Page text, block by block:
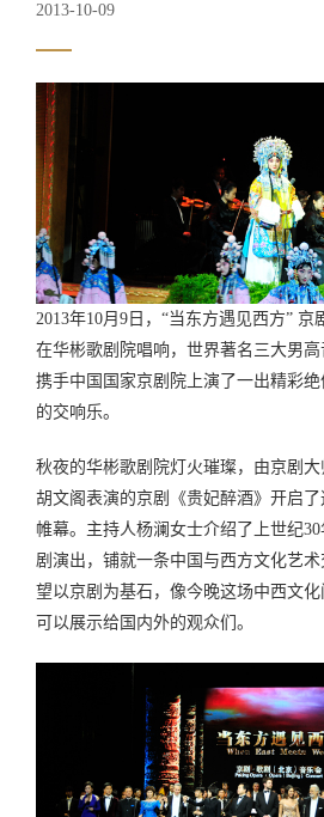
2013-10-09
2013年10月9日，“当东方遇见西方”
在华彬歌剧院唱响，世界著名三大男
携手中国国家京剧院上演了一出精彩
的交响乐。
秋夜的华彬歌剧院灯火璀璨，由京剧
胡文阁表演的京剧《贵妃醉酒》开启
帷幕。主持人杨澜女士介绍了上世纪
剧演出，铺就一条中国与西方文化艺
望以京剧为基石，像今晚这场中西文
可以展示给国内外的观众们。